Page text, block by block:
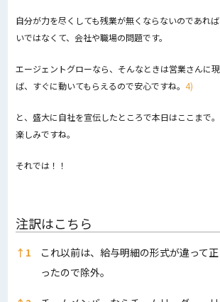
自分が力を尽くしても残業が無くならないのであれ
いではなくて、会社や職場の問題です。
エージェントグローなら、そんなときは営業さんに
ば、すぐに動いてもらえるので安心ですね。 4)
と、盛大に自社を宣伝したところで本日はここまで
楽しみですね。
それでは！！
注訳はこちら
注訳はこちら
↑ 1
これ以前は、給与明細の形式が違って
ったので除外。